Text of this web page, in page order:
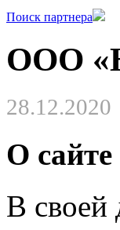
Поиск партнера
ООО
28.12.2020
О сайте
В своей